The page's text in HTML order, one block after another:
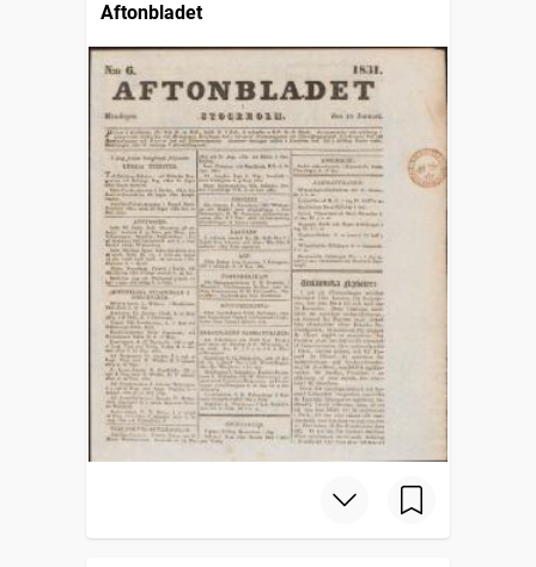
Aftonbladet